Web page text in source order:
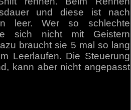
und diese ist nach
leer. Wer so schlechte
sich nicht mit Geistern
braucht sie 5 mal so lang
Leerlaufen. Die Steuerung
kann aber nicht angepasst